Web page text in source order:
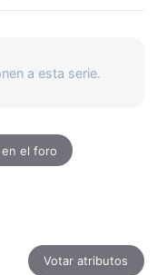
a esta serie.
en el foro
Votar atributos